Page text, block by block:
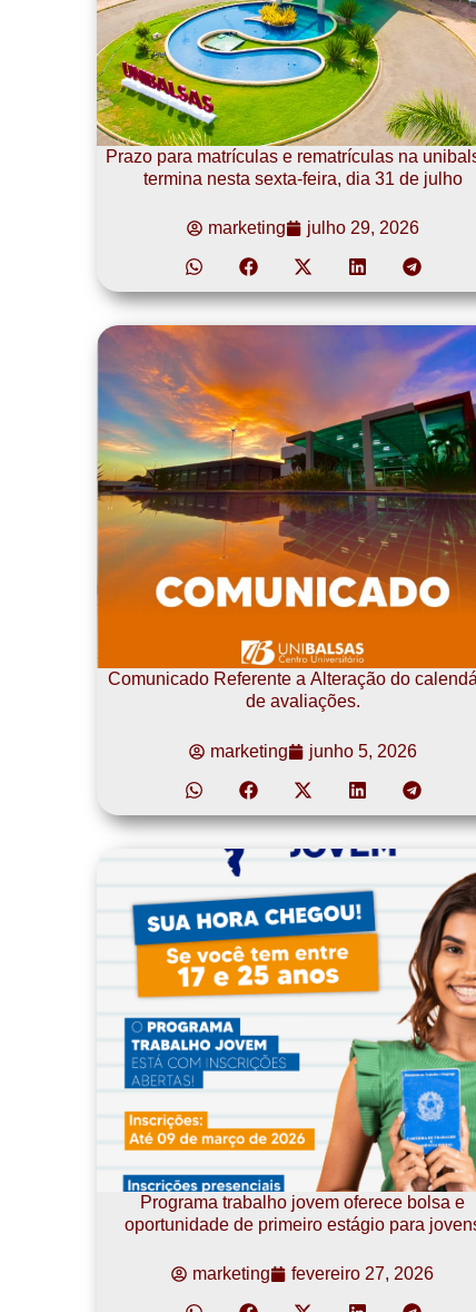
Prazo para matrículas e rematrículas na
termina nesta sexta-feira, dia 31 de julho
marketing julho 29, 2026
Comunicado Referente a Alteração do
de avaliações.
marketing junho 5, 2026
Programa trabalho jovem oferece bolsa e
oportunidade de primeiro estágio para
marketing fevereiro 27, 2026